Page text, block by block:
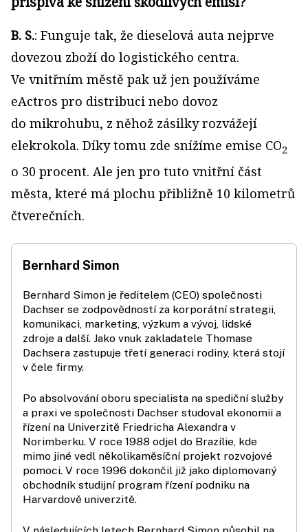
B. S.: Funguje tak, že dieselová auta nejprve
dovezou zboží do logistického centra.
Ve vnitřním městě pak už jen používáme
eActros pro distribuci nebo dovoz
do mikrohubu, z něhož zásilky rozvážejí
elekrokola. Díky tomu zde snížíme emise CO2
o 30 procent. Ale jen pro tuto vnitřní část
města, které má plochu přibližně 10 kilometrů
čtverečních.
Bernhard Simon
Bernhard Simon je ředitelem (CEO) společnosti
Dachser se zodpovědností za korporátní strategii,
komunikaci, marketing, výzkum a vývoj, lidské
zdroje a další. Jako vnuk zakladatele Thomase
Dachsera zastupuje třetí generaci rodiny, která stojí
v čele firmy.
Po absolvování oboru specialista na spediční služby
a praxi ve společnosti Dachser studoval ekonomii a
řízení na Univerzitě Friedricha Alexandra v
Norimberku. V roce 1988 odjel do Brazílie, kde
mimo jiné vedl několikaměsíční projekt rozvojové
pomoci. V roce 1996 dokončil již jako diplomovaný
obchodník studijní program řízení podniku na
Harvardově univerzitě.